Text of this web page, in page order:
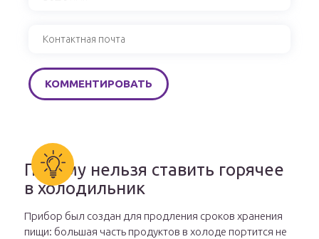
Почему нельзя ставить горячее
в холодильник
Прибор был создан для продления сроков хранения
пищи: большая часть продуктов в холоде портится не